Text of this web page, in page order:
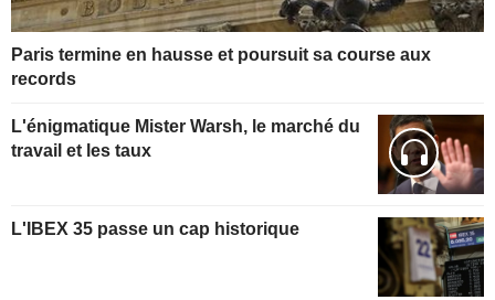
Paris termine en hausse et poursuit sa course aux
records
L'énigmatique Mister Warsh, le marché du
travail et les taux
L'IBEX 35 passe un cap historique